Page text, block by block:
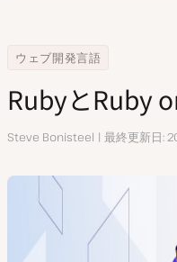
価格設定
お問い合わせ
Home
リソースセンター
ウェブ開発言語
RubyとRuby on Railsの違い
RubyとRuby
執
Steve Bonisteel 最終更新日